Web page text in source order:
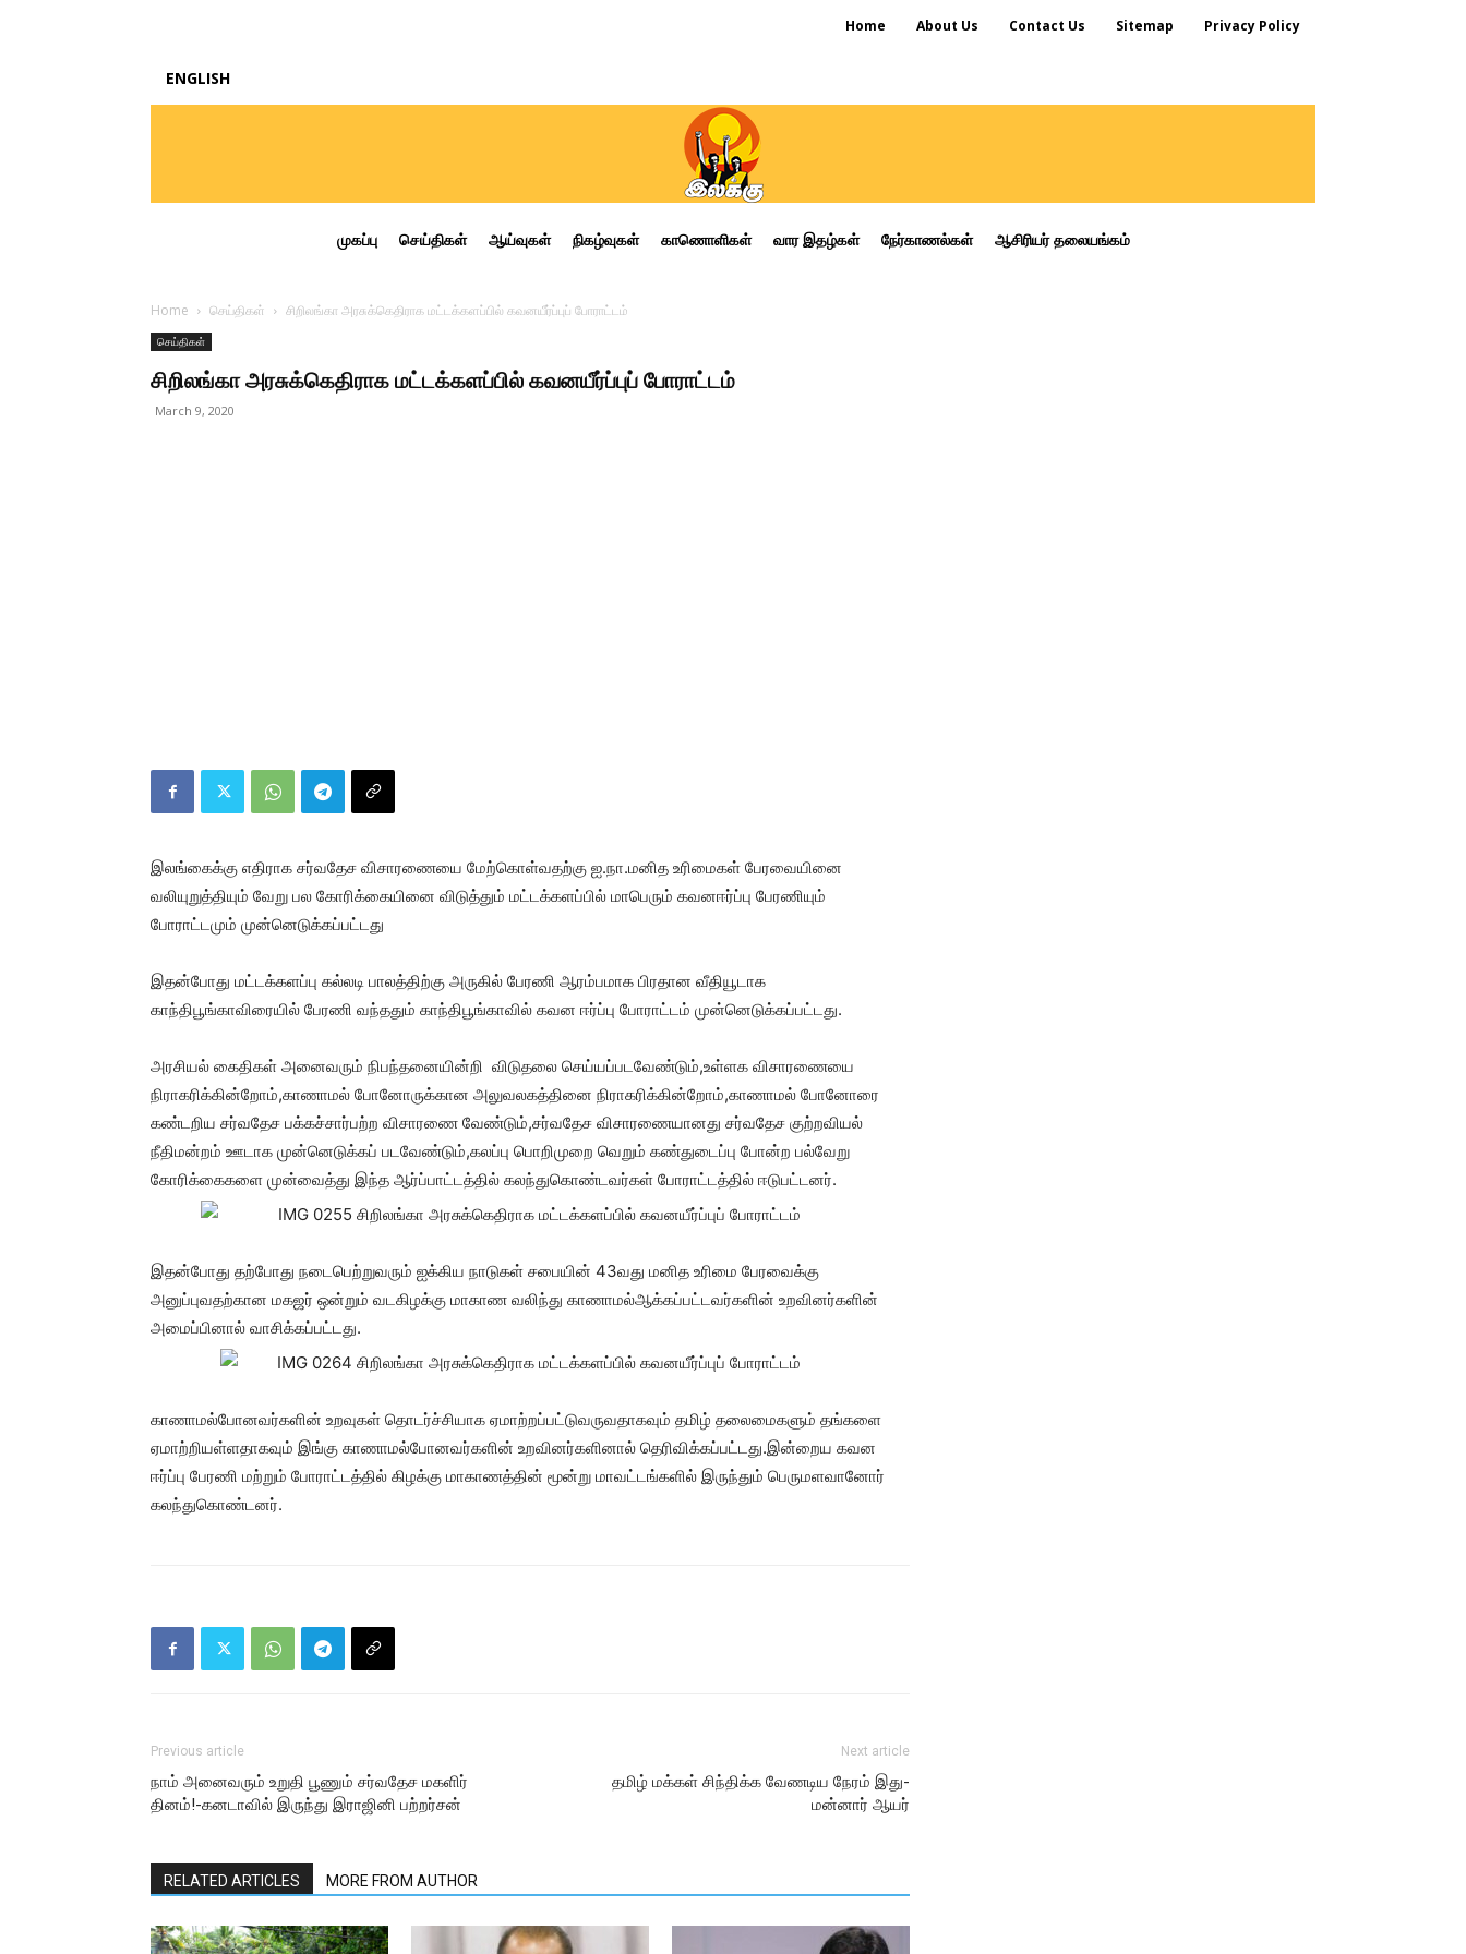
Home About Us Contact Us Sitemap Privacy Policy
ENGLISH
முகப்பு செய்திகள் ஆய்வுகள் நிகழ்வுகள் காணொளிகள் வார இதழ்கள் நேர்காணல்கள் ஆசிரியர் தலையங்கம்
Home செய்திகள் சிறிலங்கா அரசுக்கெதிராக மட்டக்களப்பில் கவனயீர்ப்புப் போராட்டம்
செய்திகள்
சிறிலங்கா அரசுக்கெதிராக மட்டக்களப்பில் கவனயீர்ப்புப் போராட்டம்
March 9, 2020
இலங்கைக்கு எதிராக சர்வதேச விசாரணையை மேற்கொள்வதற்கு ஐ.நா.மனித உரிமைகள் பேரவையினை
வலியுறுத்தியும் வேறு பல கோரிக்கையினை விடுத்தும் மட்டக்களப்பில் மாபெரும் கவனஈர்ப்பு பேரணியும்
போராட்டமும் முன்னெடுக்கப்பட்டது
இதன்போது மட்டக்களப்பு கல்லடி பாலத்திற்கு அருகில் பேரணி ஆரம்பமாக பிரதான வீதியூடாக
காந்திபூங்காவிரையில் பேரணி வந்ததும் காந்திபூங்காவில் கவன ஈர்ப்பு போராட்டம் முன்னெடுக்கப்பட்டது.
அரசியல் கைதிகள் அனைவரும் நிபந்தனையின்றி விடுதலை செய்யப்படவேண்டும்,உள்ளக விசாரணையை
நிராகரிக்கின்றோம்,காணாமல் போனோருக்கான அலுவலகத்தினை நிராகரிக்கின்றோம்,காணாமல் போனோரை
கண்டறிய சர்வதேச பக்கச்சார்பற்ற விசாரணை வேண்டும்,சர்வதேச விசாரணையானது சர்வதேச குற்றவியல்
நீதிமன்றம் ஊடாக முன்னெடுக்கப் படவேண்டும்,கலப்பு பொறிமுறை வெறும் கண்துடைப்பு போன்ற பல்வேறு
கோரிக்கைகளை முன்வைத்து இந்த ஆர்ப்பாட்டத்தில் கலந்துகொண்டவர்கள் போராட்டத்தில் ஈடுபட்டனர்.
இதன்போது தற்போது நடைபெற்றுவரும் ஐக்கிய நாடுகள் சபையின் 43வது மனித உரிமை பேரவைக்கு
அனுப்புவதற்கான மகஜர் ஒன்றும் வடகிழக்கு மாகாண வலிந்து காணாமல்ஆக்கப்பட்டவர்களின் உறவினர்களின்
அமைப்பினால் வாசிக்கப்பட்டது.
காணாமல்போனவர்களின் உறவுகள் தொடர்ச்சியாக ஏமாற்றப்பட்டுவருவதாகவும் தமிழ் தலைமைகளும் தங்களை
ஏமாற்றியள்ளதாகவும் இங்கு காணாமல்போனவர்களின் உறவினர்களினால் தெரிவிக்கப்பட்டது.இன்றைய கவன
ஈர்ப்பு பேரணி மற்றும் போராட்டத்தில் கிழக்கு மாகாணத்தின் மூன்று மாவட்டங்களில் இருந்தும் பெருமளவானோர்
கலந்துகொண்டனர்.
Previous article
நாம் அனைவரும் உறுதி பூணும் சர்வதேச மகளிர்
தினம்!-கனடாவில் இருந்து இராஜினி பற்றர்சன்
Next article
தமிழ் மக்கள் சிந்திக்க வேணடிய நேரம் இது-
மன்னார் ஆயர்
RELATED ARTICLES MORE FROM AUTHOR